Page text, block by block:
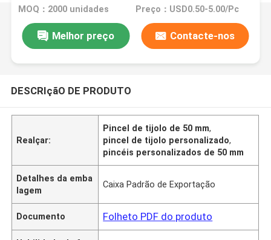
MOQ：2000 unidades Preço：USD0.50-5.00/Pc
Melhor preço Contacte-nos
DESCRIçãO DE PRODUTO
Realçar:
Pincel de tijolo de 50 mm,
pincel de tijolo personalizado,
pincéis personalizados de 50 mm
Detalhes da emba
lagem
Caixa Padrão de Exportação
Documento Folheto PDF do produto